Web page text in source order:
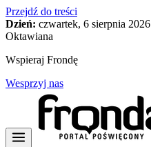
Przejdź do treści
Dzień: czwartek, 6 sierpnia 2026
Oktawiana
Wspieraj Frondę
Wesprzyj nas